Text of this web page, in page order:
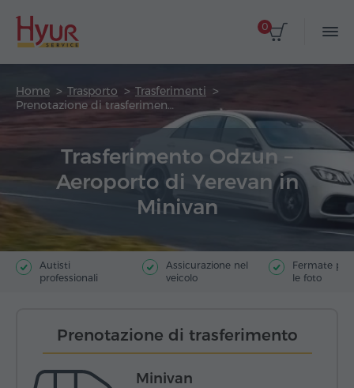
0
Home Trasporto
Trasferimenti
Prenotazione di trasferimento
Trasferimento Odzun –
Aeroporto di Yerevan in
Minivan
Autisti
professionali
Assicurazione nel
veicolo
Fermate
le foto
Prenotazione di trasferimento
Minivan